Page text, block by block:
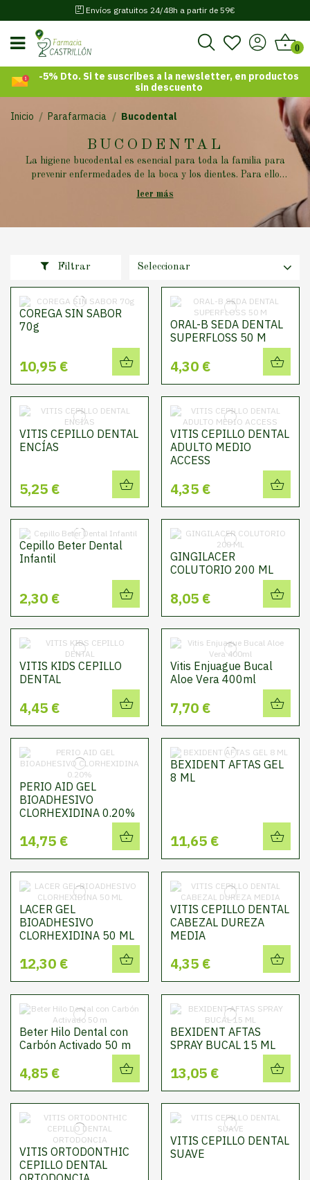
Envíos gratuitos 24/48h a partir de 59€
0
-5% Dto. Si te suscribes a la newsletter, en productos
sin descuento
Inicio Parafarmacia Bucodental
BUCODENTAL
La higiene bucodental es esencial para toda la familia para
prevenir enfermedades de la boca y los dientes. Para ello
tenemos cepillos dentales, para la higiene bucal infantil,
leer más
Filtrar Seleccionar
COREGA SIN SABOR
70g
10,95 €
ORAL-B SEDA DENTAL
SUPERFLOSS 50 M
4,30 €
VITIS CEPILLO DENTAL
ENCÍAS
5,25 €
VITIS CEPILLO DENTAL
ADULTO MEDIO
ACCESS
4,35 €
Cepillo Beter Dental
Infantil
2,30 €
GINGILACER
COLUTORIO 200 ML
8,05 €
VITIS KIDS CEPILLO
DENTAL
4,45 €
Vitis Enjuague Bucal
Aloe Vera 400ml
7,70 €
PERIO AID GEL
BIOADHESIVO
CLORHEXIDINA 0.20%
14,75 €
BEXIDENT AFTAS GEL
8 ML
11,65 €
LACER GEL
BIOADHESIVO
CLORHEXIDINA 50 ML
12,30 €
VITIS CEPILLO DENTAL
CABEZAL DUREZA
MEDIA
4,35 €
Beter Hilo Dental con
Carbón Activado 50 m
4,85 €
BEXIDENT AFTAS
SPRAY BUCAL 15 ML
13,05 €
VITIS ORTODONTHIC
CEPILLO DENTAL
VITIS CEPILLO DENTAL
SUAVE